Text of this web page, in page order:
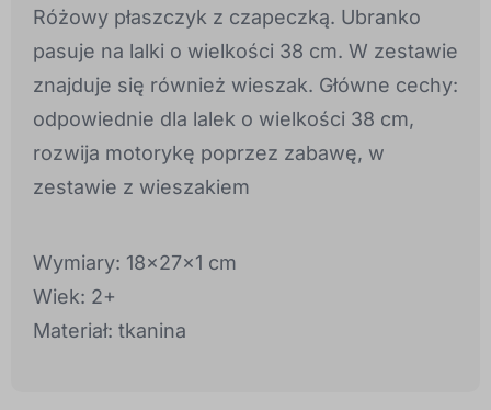
Różowy płaszczyk z czapeczką. Ubranko
pasuje na lalki o wielkości 38 cm. W zestawie
znajduje się również wieszak. Główne cechy:
odpowiednie dla lalek o wielkości 38 cm,
rozwija motorykę poprzez zabawę, w
zestawie z wieszakiem
Wymiary: 18x27x1 cm
Wiek: 2+
Materiał: tkanina